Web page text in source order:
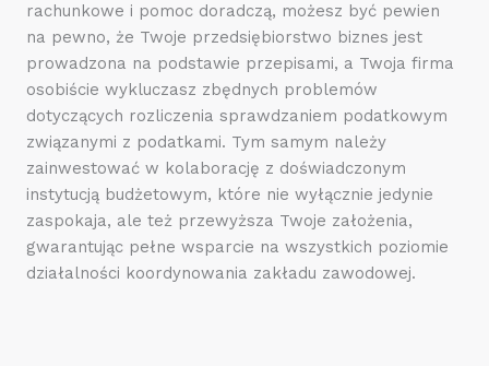
rachunkowe i pomoc doradczą, możesz być pewien
na pewno, że Twoje przedsiębiorstwo biznes jest
prowadzona na podstawie przepisami, a Twoja firma
osobiście wykluczasz zbędnych problemów
dotyczących rozliczenia sprawdzaniem podatkowym
związanymi z podatkami. Tym samym należy
zainwestować w kolaborację z doświadczonym
instytucją budżetowym, które nie wyłącznie jedynie
zaspokaja, ale też przewyższa Twoje założenia,
gwarantując pełne wsparcie na wszystkich poziomie
działalności koordynowania zakładu zawodowej.